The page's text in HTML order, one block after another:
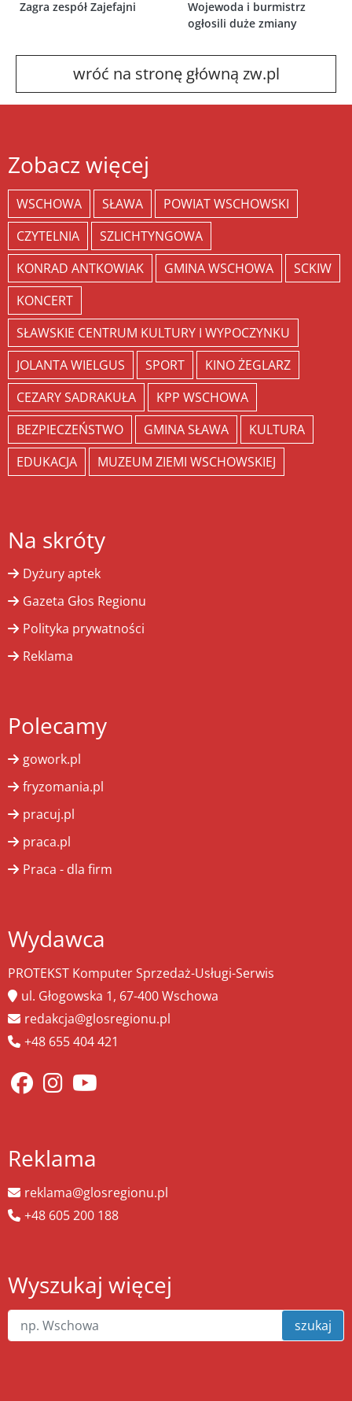
Zagra zespół Zajefajni
Wojewoda i burmistrz
ogłosili duże zmiany
wróć na stronę główną zw.pl
Zobacz więcej
WSCHOWA SŁAWA
POWIAT WSCHOWSKI
CZYTELNIA
SZLICHTYNGOWA
KONRAD ANTKOWIAK
GMINA WSCHOWA
SCKIW
KONCERT
SŁAWSKIE CENTRUM KULTURY I WYPOCZYNKU
JOLANTA WIELGUS
SPORT
KINO ŻEGLARZ
CEZARY SADRAKUŁA
KPP WSCHOWA
BEZPIECZEŃSTWO
GMINA SŁAWA
KULTURA
EDUKACJA
MUZEUM ZIEMI WSCHOWSKIEJ
Na skróty
Dyżury aptek
Gazeta Głos Regionu
Polityka prywatności
Reklama
Polecamy
gowork.pl
fryzomania.pl
pracuj.pl
praca.pl
Praca - dla firm
Wydawca
PROTEKST Komputer Sprzedaż-Usługi-Serwis
ul. Głogowska 1, 67-400 Wschowa
redakcja@glosregionu.pl
+48 655 404 421
Reklama
reklama@glosregionu.pl
+48 605 200 188
Wyszukaj więcej
szukaj